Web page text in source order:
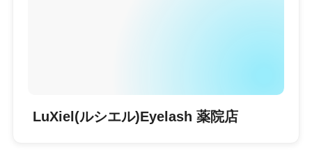
LuXiel(ルシエル)Eyelash 薬院店